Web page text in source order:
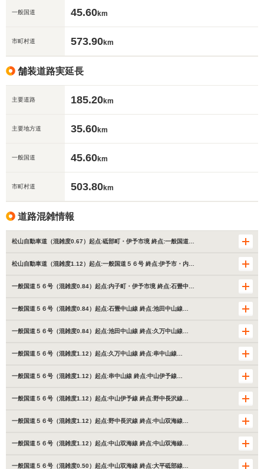
一般国道 45.60km
市町村道 573.90km
舗装道路実延長
主要道路 185.20km
主要地方道 35.60km
一般国道 45.60km
市町村道 503.80km
道路混雑情報
松山自動車道（混雑度0.67）起点:砥部町・伊予市境 終点:一般国道…
松山自動車道（混雑度1.12）起点:一般国道５６号 終点:伊予市・内…
一般国道５６号（混雑度0.84）起点:内子町・伊予市境 終点:石畳中…
一般国道５６号（混雑度0.84）起点:石畳中山線 終点:池田中山線…
一般国道５６号（混雑度0.84）起点:池田中山線 終点:久万中山線…
一般国道５６号（混雑度1.12）起点:久万中山線 終点:串中山線…
一般国道５６号（混雑度1.12）起点:串中山線 終点:中山伊予線…
一般国道５６号（混雑度1.12）起点:中山伊予線 終点:野中長沢線…
一般国道５６号（混雑度1.12）起点:野中長沢線 終点:中山双海線…
一般国道５６号（混雑度1.12）起点:中山双海線 終点:中山双海線…
一般国道５６号（混雑度0.50）起点:中山双海線 終点:大平砥部線…